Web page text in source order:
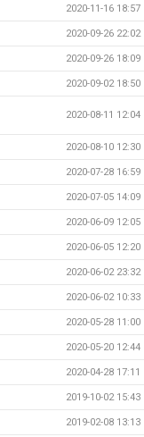
2020-11-16 18:57
2020-09-26 22:02
2020-09-26 18:09
2020-09-02 18:50
2020-08-11 12:04
2020-08-10 12:30
2020-07-28 16:59
2020-07-05 14:09
2020-06-09 12:05
2020-06-05 12:20
2020-06-02 23:32
2020-06-02 10:33
2020-05-28 11:00
2020-05-20 12:44
2020-04-28 17:11
2019-10-02 15:43
2019-02-08 13:13